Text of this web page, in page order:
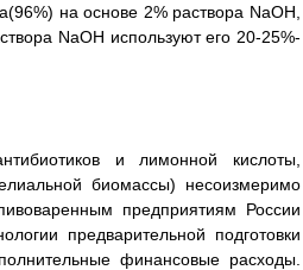
на основе 2% раствора NaOH,
NaOH используют его 20-25%-
и лимонной кислоты,
биомассы) несоизмеримо
предприятиям России
предварительной подготовки
финансовые расходы.